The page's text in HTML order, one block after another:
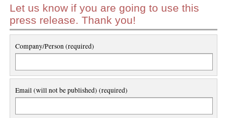
Let us know if you are going to use this
press release. Thank you!
Company/Person (required)
Email (will not be published) (required)